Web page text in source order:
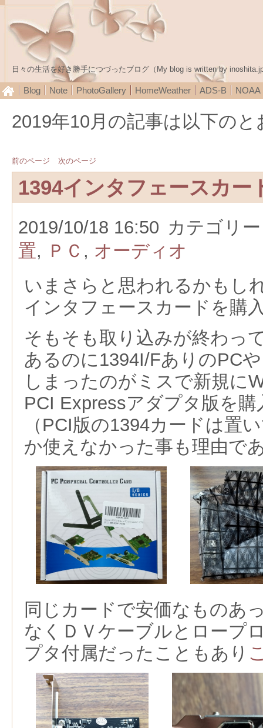
日々の生活を好き勝手につづったブログ（My blog is written by
Blog Note PhotoGallery HomeWeather ADS-B NOAA
2019年10月の記事は以下の
前のページ 次のページ
1394インタフェースカー
2019/10/18 16:50 カテゴリ
置, ＰＣ , オーディオ
いまさらと思われるかもし
インタフェースカードを購
そもそも取り込みが終わっ
あるのに1394I/FありのPC
しまったのがミスで新規に
PCI Expressアダプタ版を
（PCI版の1394カードは置
か使えなかった事も理由で
同じカードで安価なものあ
なくＤＶケーブルとロープ
プタ付属だったこともあり